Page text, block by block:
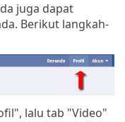
juga dapat
Berikut langkah-
lalu tab "Video"